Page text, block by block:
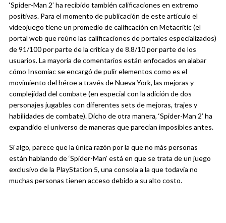
‘Spider-Man 2’ ha recibido también calificaciones en extremo
positivas. Para el momento de publicación de este artículo el
videojuego tiene un promedio de calificación en Metacritic (el
portal web que reúne las calificaciones de portales especializados)
de 91/100 por parte de la crítica y de 8.8/10 por parte de los
usuarios. La mayoría de comentarios están enfocados en alabar
cómo Insomiac se encargó de pulir elementos como es el
movimiento del héroe a través de Nueva York, las mejoras y
complejidad del combate (en especial con la adición de dos
personajes jugables con diferentes sets de mejoras, trajes y
habilidades de combate). Dicho de otra manera, ‘Spider-Man 2’ ha
expandido el universo de maneras que parecían imposibles antes.
Si algo, parece que la única razón por la que no más personas
están hablando de ‘Spider-Man’ está en que se trata de un juego
exclusivo de la PlayStation 5, una consola a la que todavía no
muchas personas tienen acceso debido a su alto costo.